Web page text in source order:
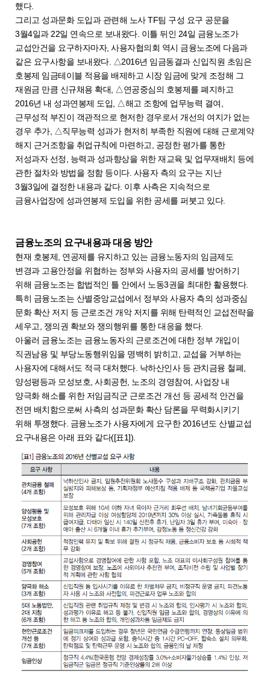
했다.
그리고 성과문화 도입과 관련해 노사 TF팀 구성 요구 공문을
3월4일과 22일 연속으로 보내왔다. 이틀 뒤인 24일 금융노조가
교섭안건을 요구하자마자, 사용자협의회 역시 금융노조에 다음과
같은 요구사항을 보내왔다. △2016년 임금동결과 신입직원 초임은
호봉제 임금테이블 적용을 배제하고 시장 임금에 맞게 조정해 그
재원금 만큼 신규채용 확대, △연공중심의 호봉제를 폐지하고
2016년 내 성과연봉제 도입, △해고 조항에 업무능력 결여,
근무성적 부진이 객관적으로 현저한 경우로서 개선의 여지가 없는
경우 추가, △직무능력 성과가 현저히 부족한 직원에 대해 근로계약
해지 근거조항을 취업규칙에 마련하고, 공정한 평가를 통한
저성과자 선정, 능력과 성과향상을 위한 재교육 및 업무재배치 등에
관한 절차와 방법을 정함 등이다. 사용자 측의 요구는 지난
3월3일에 결정한 내용과 같다. 이후 사측은 지속적으로
금융사업장에 성과연봉제 도입을 위한 공세를 퍼붓고 있다.
금융노조의 요구내용과 대응 방안
현재 호봉제, 연공제를 유지하고 있는 금융노동자의 임금제도
변경과 고용안정을 위협하는 정부와 사용자의 공세를 방어하기
위해 금융노조는 합법적인 틀 안에서 노동3권을 최대한 활용했다.
특히 금융노조는 산별중앙교섭에서 정부와 사용자 측의 성과중심
문화 확산 저지 등 근로조건 개악 저지를 위해 탄력적인 교섭전략을
세우고, 쟁의권 확보와 쟁의행위를 통한 대응을 했다.
아울러 금융노조는 금융노동자의 근로조건에 대한 정부 개입이
직권남용 및 부당노동행위임을 명백히 밝히고, 교섭을 거부하는
사용자에 대해서도 적극 대처했다. 낙하산인사 등 관치금융 철폐,
양성평등과 모성보호, 사회공헌, 노조의 경영참여, 사업장 내
양극화 해소를 위한 저임금직군 근로조건 개선 등 공세적 안건을
전면 배치함으로써 사측의 성과문화 확산 담론을 무력화시키기
위해 투쟁했다. 금융노조가 사용자에게 요구한 2016년도 산별교섭
요구내용은 아래 표와 같다([표1]).